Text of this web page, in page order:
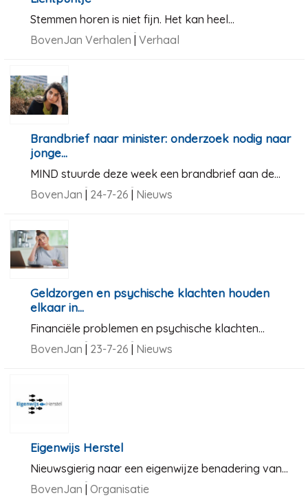
Stemmen horen is niet fijn. Het kan heel...
BovenJan Verhalen | Verhaal
Brandbrief naar minister: onderzoek nodig naar
jonge...
MIND stuurde deze week een brandbrief aan de...
BovenJan | 24-7-26 | Nieuws
Geldzorgen en psychische klachten houden
elkaar in...
Financiële problemen en psychische klachten...
BovenJan | 23-7-26 | Nieuws
Eigenwijs Herstel
Nieuwsgierig naar een eigenwijze benadering van...
BovenJan | Organisatie